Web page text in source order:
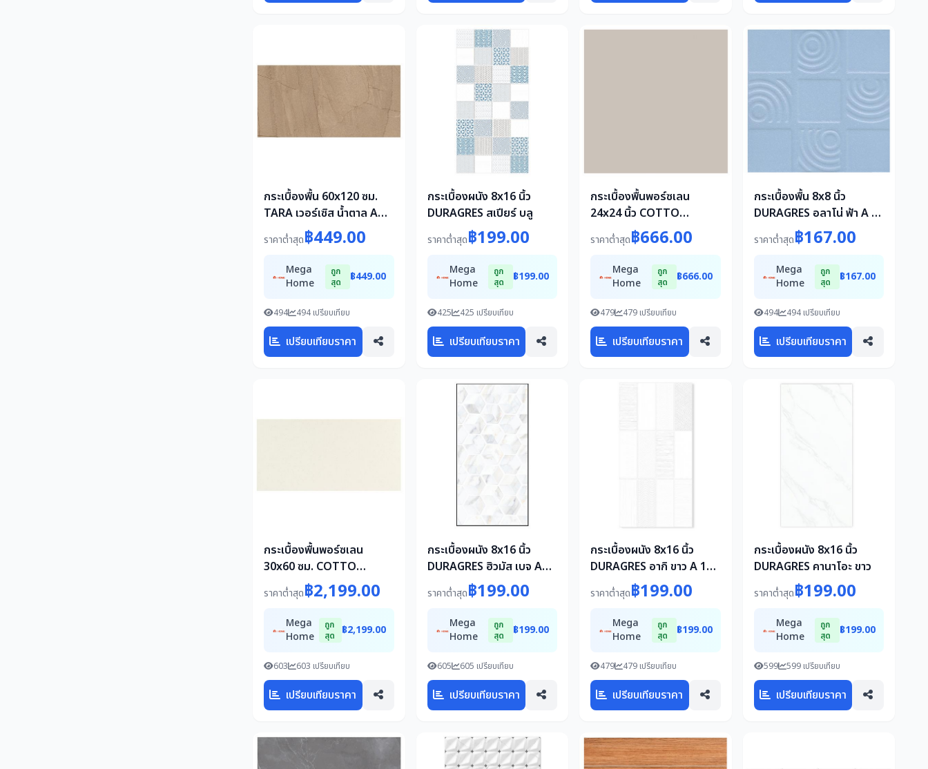
กระเบื้องพื้น 60x120 ซม.
TARA เวอร์เซิส น้ำตาล A
1.44 ตร.ม.
ราคาต่ำสุด฿449.00
Mega
Home
ถูก
สุด
฿449.00
494 494 เปรียบเทียบ
เปรียบเทียบราคา
กระเบื้องผนัง 8x16 นิ้ว
DURAGRES สเปียร์ บลู
ราคาต่ำสุด฿199.00
Mega
Home
ถูก
สุด
฿199.00
425 425 เปรียบเทียบ
เปรียบเทียบราคา
กระเบื้องพื้นพอร์ซเลน
24x24 นิ้ว COTTO
Q6A015 นาโน ครีม A 1.44
ตร.ม.
ราคาต่ำสุด฿666.00
Mega
Home
ถูก
สุด
฿666.00
479 479 เปรียบเทียบ
เปรียบเทียบราคา
กระเบื้องพื้น 8x8 นิ้ว
DURAGRES อลาโน่ ฟ้า A 1
ตร.ม.
ราคาต่ำสุด฿167.00
Mega
Home
ถูก
สุด
฿167.00
494 494 เปรียบเทียบ
เปรียบเทียบราคา
กระเบื้องพื้นพอร์ซเลน
30x60 ซม. COTTO
ESPANA เมเทออร์ บลังโก้
ขาว R9 A 1.08 ตร.ม.
ราคาต่ำสุด฿2,199.00
Mega
Home
ถูก
สุด
฿2,199.00
603 603 เปรียบเทียบ
เปรียบเทียบราคา
กระเบื้องผนัง 8x16 นิ้ว
DURAGRES ฮิวมัส เบจ A
ราคาต่ำสุด฿199.00
Mega
Home
ถูก
สุด
฿199.00
605 605 เปรียบเทียบ
เปรียบเทียบราคา
กระเบื้องผนัง 8x16 นิ้ว
DURAGRES อากิ ขาว A 1
ตร.ม.
ราคาต่ำสุด฿199.00
Mega
Home
ถูก
สุด
฿199.00
479 479 เปรียบเทียบ
เปรียบเทียบราคา
กระเบื้องผนัง 8x16 นิ้ว
DURAGRES คานาโอะ ขาว
ราคาต่ำสุด฿199.00
Mega
Home
ถูก
สุด
฿199.00
599 599 เปรียบเทียบ
เปรียบเทียบราคา